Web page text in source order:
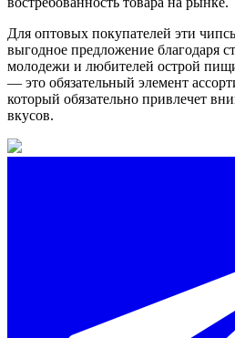
Для оптовых покупателей эти
выгодное предложение благодаря
молодежи и любителей острой
— это обязательный элемент
который обязательно привлечет
вкусов.